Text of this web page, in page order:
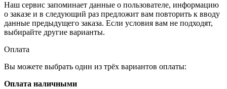
Наш сервис запоминает данные о пользователе, информацию
о заказе и в следующий раз предложит вам повторить к вводу
данные предыдущего заказа. Если условия вам не подходят,
выбирайте другие варианты.
Оплата
Вы можете выбрать один из трёх вариантов оплаты:
Оплата наличными